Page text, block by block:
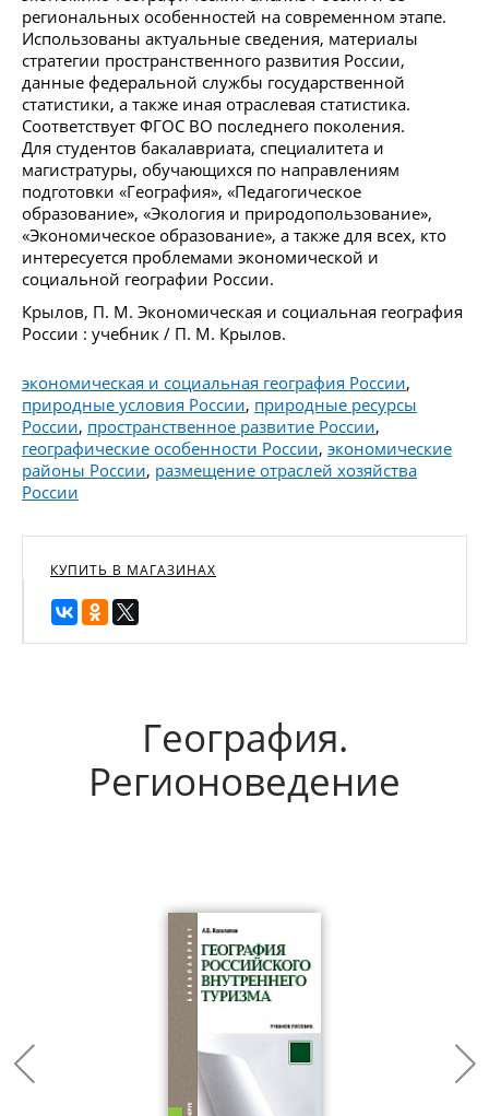
региональных особенностей на современном этапе.
Использованы актуальные сведения, материалы
стратегии пространственного развития России,
данные федеральной службы государственной
статистики, а также иная отраслевая статистика.
Соответствует ФГОС ВО последнего поколения.
Для студентов бакалавриата, специалитета и
магистратуры, обучающихся по направлениям
подготовки «География», «Педагогическое
образование», «Экология и природопользование»,
«Экономическое образование», а также для всех, кто
интересуется проблемами экономической и
социальной географии России.
Крылов, П. М. Экономическая и социальная география
России : учебник / П. М. Крылов.
экономическая и социальная география России,
природные условия России, природные ресурсы
России, пространственное развитие России,
географические особенности России, экономические
районы России, размещение отраслей хозяйства
России
КУПИТЬ В МАГАЗИНАХ
География.
Регионоведение